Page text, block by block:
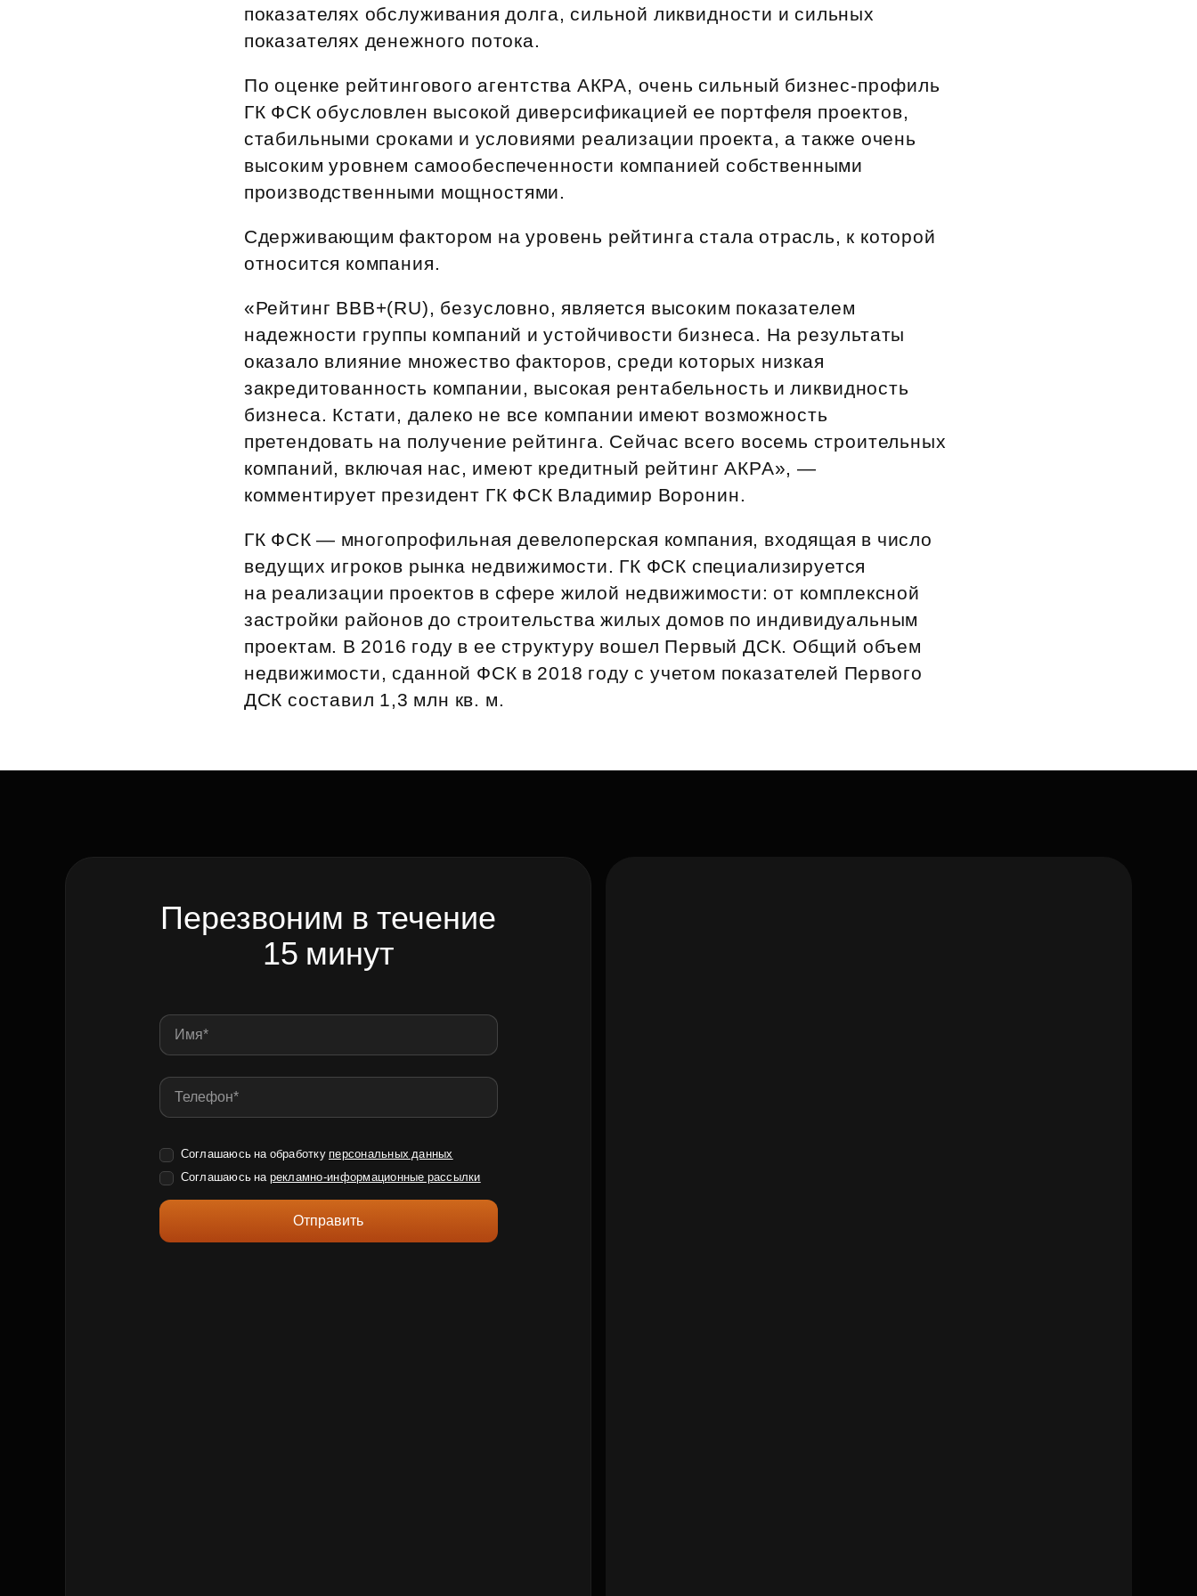
Субсидии
показателях обслуживания долга, сильной ликвидности и сильных
показателях денежного потока.
По оценке рейтингового агентства АКРА, очень сильный бизнес‑профиль
ГК ФСК обусловлен высокой диверсификацией ее портфеля проектов,
стабильными сроками и условиями реализации проекта, а также очень
высоким уровнем самообеспеченности компанией собственными
производственными мощностями.
Сдерживающим фактором на уровень рейтинга стала отрасль, к которой
относится компания.
«Рейтинг ВВВ+(RU), безусловно, является высоким показателем
надежности группы компаний и устойчивости бизнеса. На результаты
оказало влияние множество факторов, среди которых низкая
закредитованность компании, высокая рентабельность и ликвидность
бизнеса. Кстати, далеко не все компании имеют возможность
претендовать на получение рейтинга. Сейчас всего восемь строительных
компаний, включая нас, имеют кредитный рейтинг АКРА», —
комментирует президент ГК ФСК Владимир Воронин.
ГК ФСК — многопрофильная девелоперская компания, входящая в число
ведущих игроков рынка недвижимости. ГК ФСК специализируется
на реализации проектов в сфере жилой недвижимости: от комплексной
застройки районов до строительства жилых домов по индивидуальным
проектам. В 2016 году в ее структуру вошел Первый ДСК. Общий объем
недвижимости, сданной ФСК в 2018 году с учетом показателей Первого
ДСК составил 1,3 млн кв. м.
Перезвоним в течение
15 минут
Соглашаюсь на обработку персональных данных
Соглашаюсь на рекламно-информационные рассылки
Отправить